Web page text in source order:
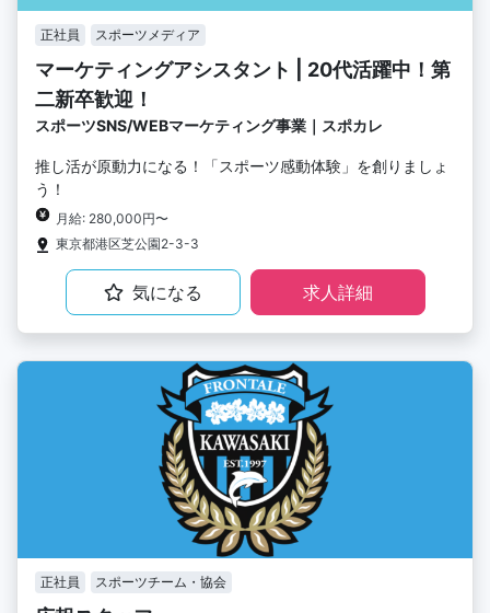
正社員 スポーツメディア
マーケティングアシスタント | 20代活躍中！第
二新卒歓迎！
スポーツSNS/WEBマーケティング事業｜スポカレ
推し活が原動力になる！「スポーツ感動体験」を創りましょ
う！
月給: 280,000円〜
東京都港区芝公園2-3-3
気になる 求人詳細
正社員 スポーツチーム・協会